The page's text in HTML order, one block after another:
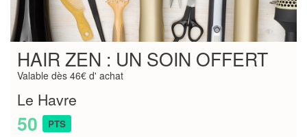
HAIR ZEN : UN SOIN OFFERT
Valable dès 46€ d' achat
Le Havre
50 PTS